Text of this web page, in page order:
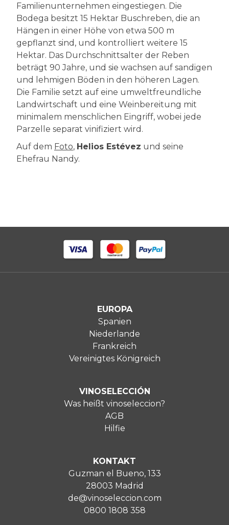
Familienunternehmen eingestiegen. Die
Bodega besitzt 15 Hektar Buschreben, die an
Hängen in einer Höhe von etwa 500 m
gepflanzt sind, und kontrolliert weitere 15
Hektar. Das Durchschnittsalter der Reben
beträgt 90 Jahre, und sie wachsen auf sandigen
und lehmigen Böden in den höheren Lagen.
Die Familie setzt auf eine umweltfreundliche
Landwirtschaft und eine Weinbereitung mit
minimalem menschlichen Eingriff, wobei jede
Parzelle separat vinifiziert wird.
Auf dem Foto, Helios Estévez und seine
Ehefrau Nandy.
EUROPA
Spanien
Niederlande
Frankreich
Vereinigtes Königreich
VINOSELECCIÓN
Was heißt vinoseleccion?
AGB
Hilfie
KONTAKT
Guzman el Bueno, 133
28003 Madrid
de@vinoseleccion.com
0800 1808 358